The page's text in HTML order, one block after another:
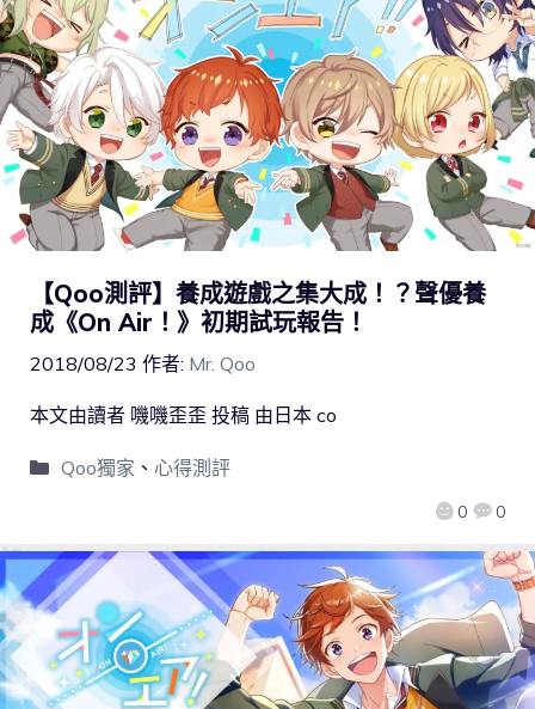
【Qoo測評】養成遊戲之集大成！？聲優養
成《On Air！》初期試玩報告！
2018/08/23 作者: Mr. Qoo
0 0
本文由讀者 嘰嘰歪歪 投稿 由日本 co
Qoo獨家 、 心得測評